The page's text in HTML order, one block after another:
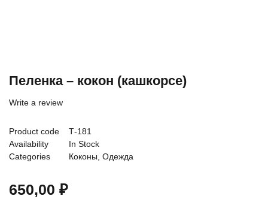
Пеленка – кокон (кашкорсе)
Write a review
Product code
Т-181
Availability
In Stock
Categories
Коконы, Одежда
650,00 ₽